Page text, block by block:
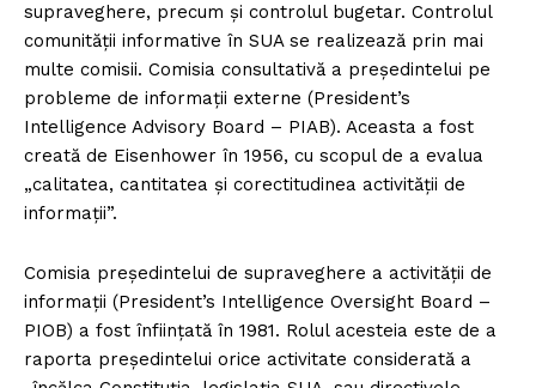
supraveghere, precum și controlul bugetar. Controlul
comunității informative în SUA se realizează prin mai
multe comisii. Comisia consultativă a președintelui pe
probleme de informații externe (President’s
Intelligence Advisory Board – PIAB). Aceasta a fost
creată de Eisenhower în 1956, cu scopul de a evalua
„calitatea, cantitatea și corectitudinea activității de
informații”.
Comisia președintelui de supraveghere a activității de
informații (President’s Intelligence Oversight Board –
PIOB) a fost înființată în 1981. Rolul acesteia este de a
raporta președintelui orice activitate considerată a